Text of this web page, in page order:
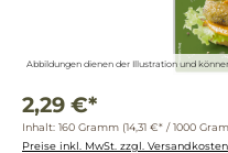
Abbildungen dienen der Illustration und
2,29 €*
Inhalt: 160 Gramm (14,31 €* / 1000
Preise inkl. MwSt. zzgl. Versandkosten